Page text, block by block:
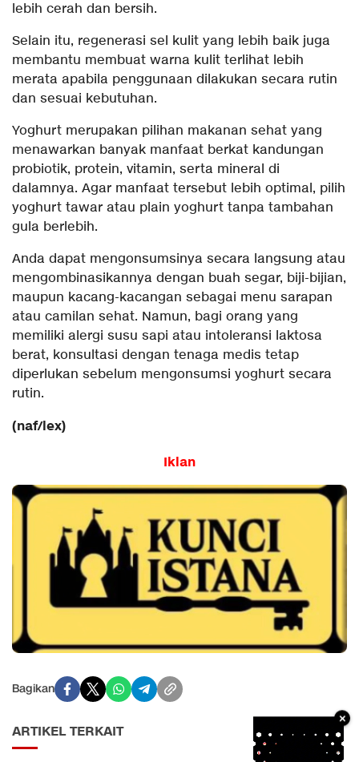
lebih cerah dan bersih.
Selain itu, regenerasi sel kulit yang lebih baik juga
membantu membuat warna kulit terlihat lebih
merata apabila penggunaan dilakukan secara rutin
dan sesuai kebutuhan.
Yoghurt merupakan pilihan makanan sehat yang
menawarkan banyak manfaat berkat kandungan
probiotik, protein, vitamin, serta mineral di
dalamnya. Agar manfaat tersebut lebih optimal, pilih
yoghurt tawar atau plain yoghurt tanpa tambahan
gula berlebih.
Anda dapat mengonsumsinya secara langsung atau
mengombinasikannya dengan buah segar, biji-bijian,
maupun kacang-kacangan sebagai menu sarapan
atau camilan sehat. Namun, bagi orang yang
memiliki alergi susu sapi atau intoleransi laktosa
berat, konsultasi dengan tenaga medis tetap
diperlukan sebelum mengonsumsi yoghurt secara
rutin.
(naf/lex)
Iklan
Bagikan
ARTIKEL TERKAIT
×